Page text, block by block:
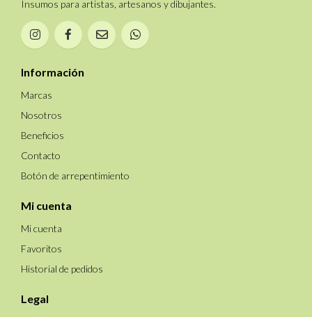
Insumos para artistas, artesanos y dibujantes.
Información
Marcas
Nosotros
Beneficios
Contacto
Botón de arrepentimiento
Mi cuenta
Mi cuenta
Favoritos
Historial de pedidos
Legal